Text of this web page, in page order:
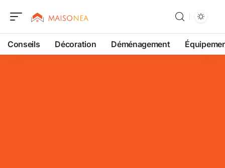
Conseils Décoration Déménagement